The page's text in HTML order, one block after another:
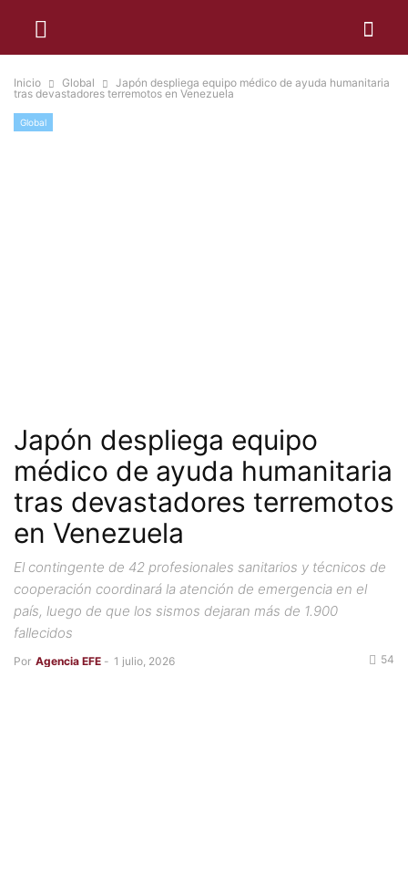
Inicio Global
Japón despliega equipo médico de ayuda humanitaria
tras devastadores terremotos en Venezuela
Global
Japón despliega equipo
médico de ayuda humanitaria
tras devastadores terremotos
en Venezuela
El contingente de 42 profesionales sanitarios y técnicos de
cooperación coordinará la atención de emergencia en el
país, luego de que los sismos dejaran más de 1.900
fallecidos
Por Agencia EFE - 1 julio, 2026 54